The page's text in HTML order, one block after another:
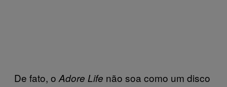
De fato, o Adore Life não soa como um disco